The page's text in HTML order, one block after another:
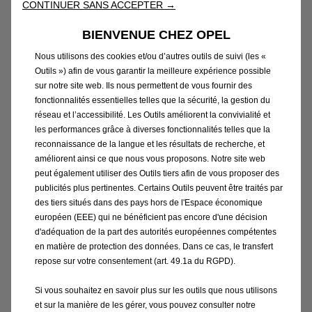
€
Price
92,30
€
-
Quantity
updated
to:
1
Ajouter au panier
CONTINUER SANS ACCEPTER →
BIENVENUE CHEZ OPEL
Nous utilisons des cookies et/ou d’autres outils de suivi (les «
Outils ») afin de vous garantir la meilleure expérience possible
sur notre site web. Ils nous permettent de vous fournir des
fonctionnalités essentielles telles que la sécurité, la gestion du
réseau et l’accessibilité. Les Outils améliorent la convivialité et
les performances grâce à diverses fonctionnalités telles que la
reconnaissance de la langue et les résultats de recherche, et
améliorent ainsi ce que nous vous proposons. Notre site web
peut également utiliser des Outils tiers afin de vous proposer des
publicités plus pertinentes. Certains Outils peuvent être traités par
des tiers situés dans des pays hors de l'Espace économique
européen (EEE) qui ne bénéficient pas encore d'une décision
d'adéquation de la part des autorités européennes compétentes
en matière de protection des données. Dans ce cas, le transfert
repose sur votre consentement (art. 49.1a du RGPD).
Si vous souhaitez en savoir plus sur les outils que nous utilisons
et sur la manière de les gérer, vous pouvez consulter notre